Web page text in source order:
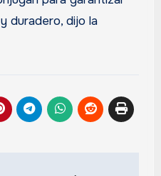
duradero, dijo la